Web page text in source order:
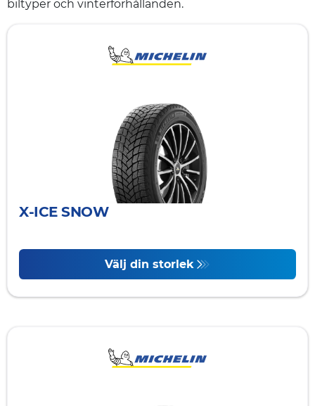
biltyper och vinterförhållanden.
X-ICE SNOW
Välj din storlek